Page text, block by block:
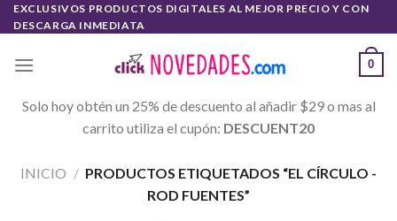
Skip
to
EXCLUSIVOS PRODUCTOS DIGITALES AL MEJOR PRECIO Y CON
DESCARGA INMEDIATA
0
Solo hoy obtén un 25% de descuento al añadir $29 o mas al
carrito utiliza el cupón: DESCUENT20
INICIO / PRODUCTOS ETIQUETADOS “EL CÍRCULO -
ROD FUENTES”